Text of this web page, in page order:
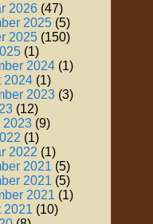
2026 (47)
2025 (5)
2025 (150)
(1)
2024 (1)
2024 (1)
2023 (3)
(12)
2023 (9)
(1)
2022 (1)
2021 (5)
2021 (5)
2021 (1)
2021 (10)